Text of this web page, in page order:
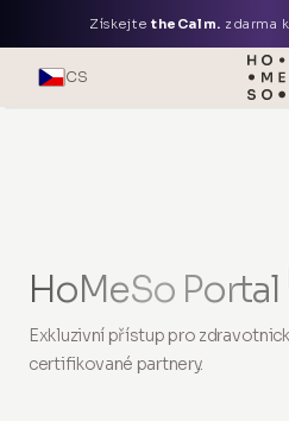
ZískejtetheCalm. zdarma
CS
HoMeSo Portal
Exkluzivní přístup pro
certifikované partnery.